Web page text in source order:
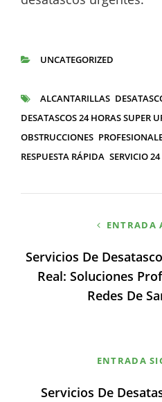
UNCATEGORIZED
ETIQUETAS
ALCANTARILLAS
DESATASCOS 24 HORAS SUPER
OBSTRUCCIONES
RESPUESTA RÁPIDA SERVICIO
entradas
ENTRADA
Servicios De
Real: Soluciones
Redes De
ENTRADA
Servicios De